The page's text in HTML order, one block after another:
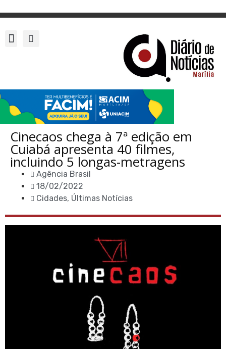
Cinecaos chega à 7ª edição em
Cuiabá apresenta 40 filmes,
incluindo 5 longas-metragens
Agência Brasil
18/02/2022
Cidades, Últimas Notícias